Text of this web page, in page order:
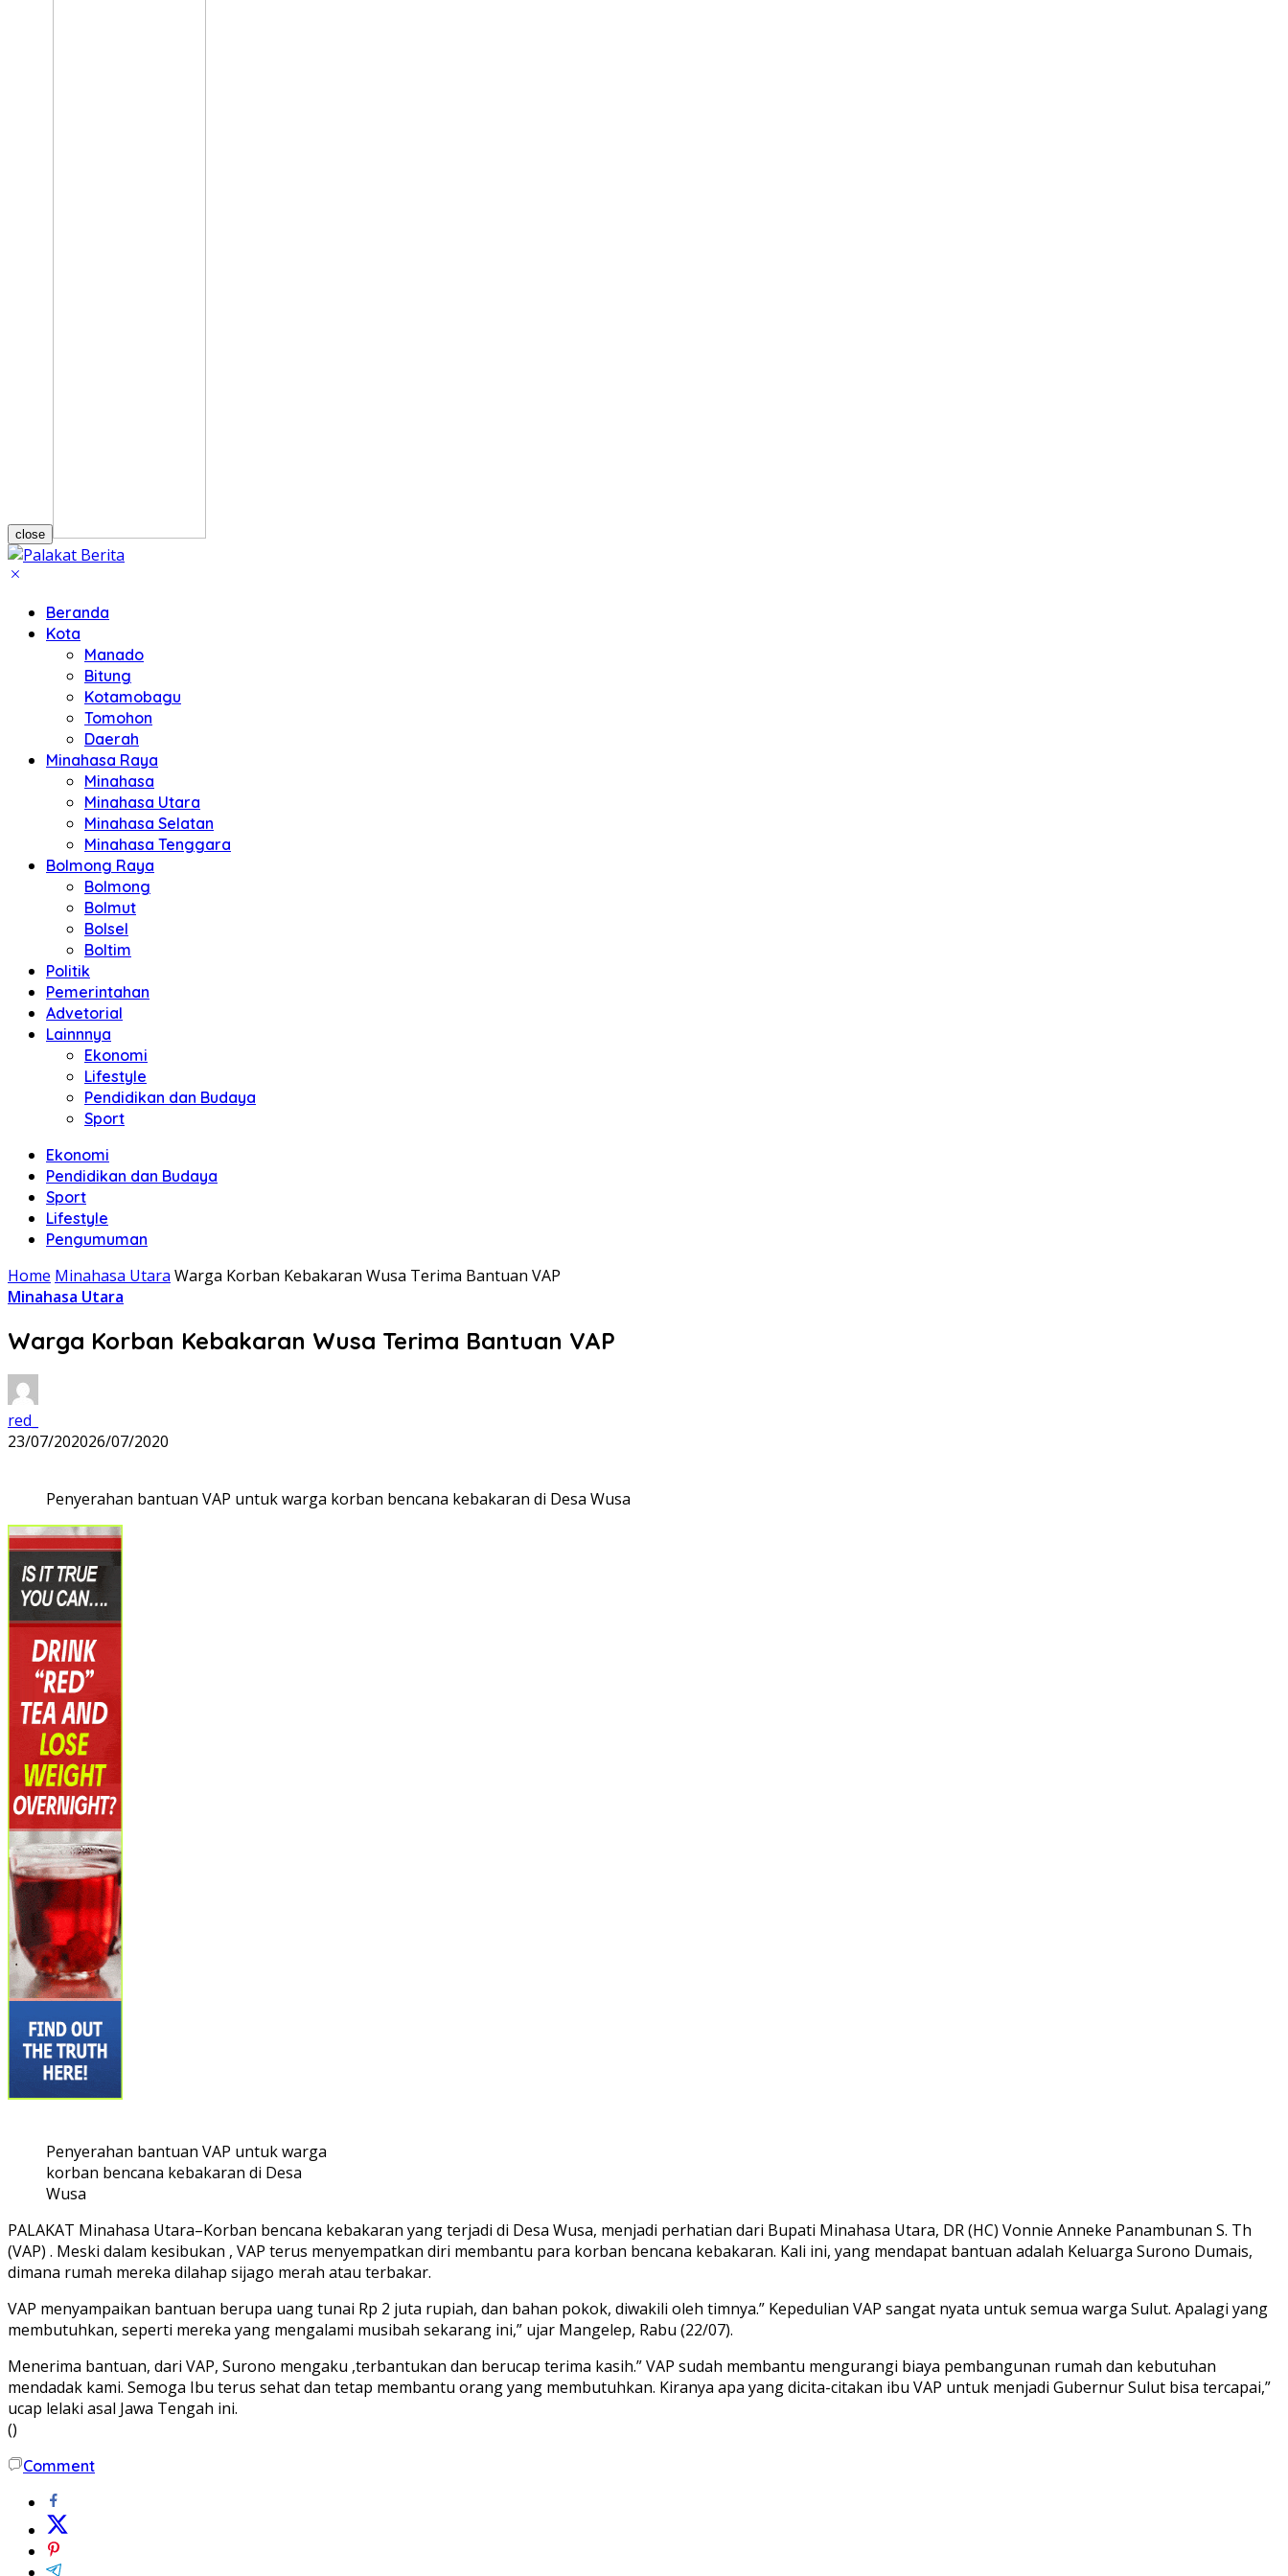
close
Beranda
Kota
Manado
Bitung
Kotamobagu
Tomohon
Daerah
Minahasa Raya
Minahasa
Minahasa Utara
Minahasa Selatan
Minahasa Tenggara
Bolmong Raya
Bolmong
Bolmut
Bolsel
Boltim
Politik
Pemerintahan
Advetorial
Lainnnya
Ekonomi
Lifestyle
Pendidikan dan Budaya
Sport
Ekonomi
Pendidikan dan Budaya
Sport
Lifestyle
Pengumuman
Home Minahasa Utara Warga Korban Kebakaran Wusa Terima Bantuan VAP
Minahasa Utara
Warga Korban Kebakaran Wusa Terima Bantuan VAP
red_
23/07/202026/07/2020
Penyerahan bantuan VAP untuk warga korban bencana kebakaran di Desa Wusa
Penyerahan bantuan VAP untuk warga
korban bencana kebakaran di Desa
Wusa
PALAKAT Minahasa Utara–Korban bencana kebakaran yang terjadi di Desa Wusa, menjadi perhatian dari Bupati Minahasa Utara, DR (HC) Vonnie Anneke Panambunan S. Th
(VAP) . Meski dalam kesibukan , VAP terus menyempatkan diri membantu para korban bencana kebakaran. Kali ini, yang mendapat bantuan adalah Keluarga Surono Dumais,
dimana rumah mereka dilahap sijago merah atau terbakar.
VAP menyampaikan bantuan berupa uang tunai Rp 2 juta rupiah, dan bahan pokok, diwakili oleh timnya.” Kepedulian VAP sangat nyata untuk semua warga Sulut. Apalagi yang
membutuhkan, seperti mereka yang mengalami musibah sekarang ini,” ujar Mangelep, Rabu (22/07).
Menerima bantuan, dari VAP, Surono mengaku ,terbantukan dan berucap terima kasih.” VAP sudah membantu mengurangi biaya pembangunan rumah dan kebutuhan
mendadak kami. Semoga Ibu terus sehat dan tetap membantu orang yang membutuhkan. Kiranya apa yang dicita-citakan ibu VAP untuk menjadi Gubernur Sulut bisa tercapai,”
ucap lelaki asal Jawa Tengah ini.
()
Comment